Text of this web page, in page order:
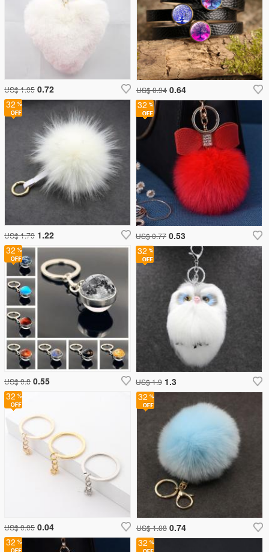
32
US$ 0.05 0.04
32
US$ 1.79 1.22
32
US$ 1.08 0.74
32
32
US$ 1.9 1.3
32
US$ 0.94 0.64
US$ 1.05 0.72
32
US$ 0.8 0.55
32
US$ 0.77 0.53